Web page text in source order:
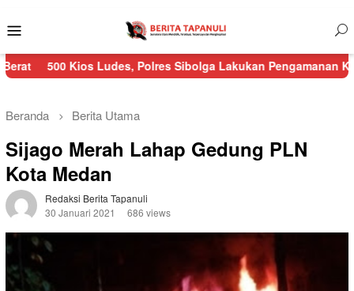
Mobile
Ludes, Polres Sibolga Lakukan Pengamanan Kebakaran
Beranda Berita Utama
Sijago Merah Lahap Gedung PLN
Kota Medan
Redaksi Berita Tapanuli
30 Januari 2021
686 views